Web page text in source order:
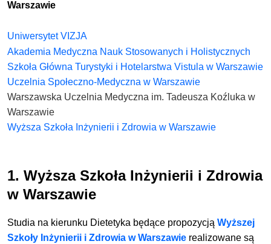
Warszawie
Uniwersytet VIZJA
Akademia Medyczna Nauk Stosowanych i Holistycznych
Szkoła Główna Turystyki i Hotelarstwa Vistula w Warszawie
Uczelnia Społeczno-Medyczna w Warszawie
Warszawska Uczelnia Medyczna im. Tadeusza Koźluka w
Warszawie
Wyższa Szkoła Inżynierii i Zdrowia w Warszawie
1. Wyższa Szkoła Inżynierii i Zdrowia
w Warszawie
Studia na kierunku Dietetyka będące propozycjąWyższej
Szkoły Inżynierii i Zdrowia w Warszawie realizowane są